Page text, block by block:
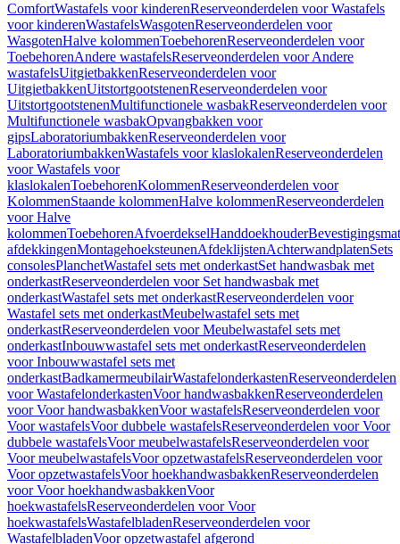
ComfortWastafels voor kinderenReserveonderdelen voor Wastafels
voor kinderenWastafelsWasgotenReserveonderdelen voor
WasgotenHalve kolommenToebehorenReserveonderdelen voor
ToebehorenAndere wastafelsReserveonderdelen voor Andere
wastafelsUitgietbakkenReserveonderdelen voor
UitgietbakkenUitstortgootstenenReserveonderdelen voor
UitstortgootstenenMultifunctionele wasbakReserveonderdelen voor
Multifunctionele wasbakOpvangbakken voor
gipsLaboratoriumbakkenReserveonderdelen voor
LaboratoriumbakkenWastafels voor klaslokalenReserveonderdelen
voor Wastafels voor
klaslokalenToebehorenKolommenReserveonderdelen voor
KolommenStaande kolommenHalve kolommenReserveonderdelen
voor Halve
kolommenToebehorenAfvoerdekselHanddoekhouder
afdekkingenMontagehoeksteunenAfdeklijstenAchterwandplatenSets
consolesPlanchetWastafel sets met onderkastSet handwasbak met
onderkastReserveonderdelen voor Set handwasbak met
onderkastWastafel sets met onderkastReserveonderdelen voor
Wastafel sets met onderkastMeubelwastafel sets met
onderkastReserveonderdelen voor Meubelwastafel sets met
onderkastInbouwwastafel sets met onderkastReserveonderdelen
voor Inbouwwastafel sets met
onderkastBadkamermeubilairWastafelonderkastenReserveonderdelen
voor WastafelonderkastenVoor handwasbakkenReserveonderdelen
voor Voor handwasbakkenVoor wastafelsReserveonderdelen voor
Voor wastafelsVoor dubbele wastafelsReserveonderdelen voor Voor
dubbele wastafelsVoor meubelwastafelsReserveonderdelen voor
Voor meubelwastafelsVoor opzetwastafelsReserveonderdelen voor
Voor opzetwastafelsVoor hoekhandwasbakkenReserveonderdelen
voor Voor hoekhandwasbakkenVoor
hoekwastafelsReserveonderdelen voor Voor
hoekwastafelsWastafelbladenReserveonderdelen voor
WastafelbladenVoor opzetwastafel afgerond